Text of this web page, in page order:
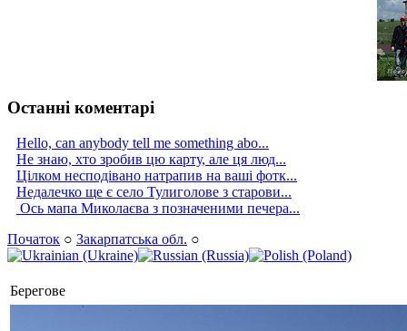
Останні коментарі
Hello, can anybody tell me something abo...
Не знаю, хто зробив цю карту, але ця люд...
Цілком несподівано натрапив на ваші фотк...
Недалечко ще є село Тулиголове з старови...
Ось мапа Миколаєва з позначеними печера...
Початок ○ Закарпатська обл. ○
Берегове